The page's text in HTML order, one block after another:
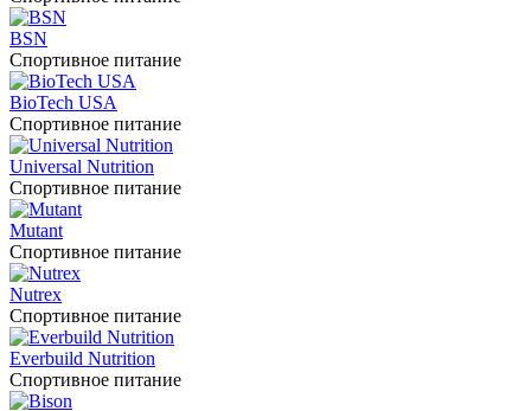
BSN
Спортивное питание
BioTech USA
Спортивное питание
Universal Nutrition
Спортивное питание
Mutant
Спортивное питание
Nutrex
Спортивное питание
Everbuild Nutrition
Спортивное питание